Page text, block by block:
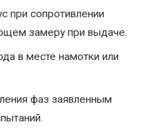
при сопротивлении
замеру при выдаче.
в месте намотки или
фаз заявленным